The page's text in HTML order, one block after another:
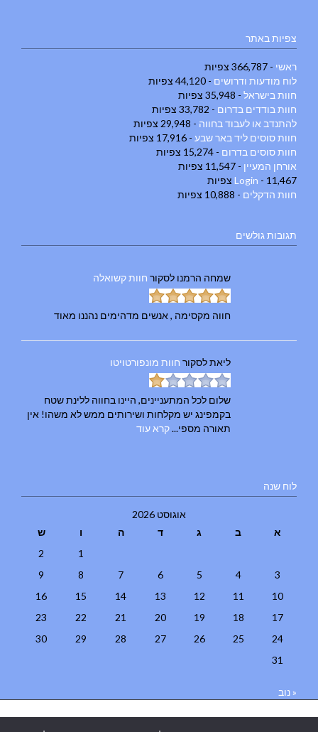
צפיות באתר
ראשי - 366,787 צפיות
לוח מודעות ודרושים - 44,120 צפיות
חוות בישראל - 35,948 צפיות
חוות בודדים בדרום - 33,782 צפיות
להתנדב או לעבוד בחווה - 29,948 צפיות
חוות סוסים ליד באר שבע - 17,916 צפיות
חוות סוסים בדרום - 15,274 צפיות
אורחן המעיין - 11,547 צפיות
Login - 11,467 צפיות
חוות הדקלים - 10,888 צפיות
תגובות גולשים
שמחה הרמנו לסקור חוות קשואלה
חווה מקסימה , אנשים מדהימים נהננו מאוד
ליאתלסקור חוות מונפורטויטו
שלום לכל המתעניינים, היינו בחווה ללינת שטח
בקמפינג יש מקלחות ושירותים ממש לא משהו! אין
תאורה מספי...קרא עוד
לוח שנה
אוגוסט 2026
א
ב ג ד ה ו
ש
1
2
3
4
5
6
7
8
9
10
11
12
13
14
15
16
17
18
19
20
21
22
23
24
25
26
27
28
29
30
31
« נוב